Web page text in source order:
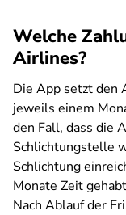
Welche
Airlines?
Die App setzt den
jeweils einem
den Fall, dass die
Schlichtungstelle
Schlichtung
Monate Zeit
Nach Ablauf der